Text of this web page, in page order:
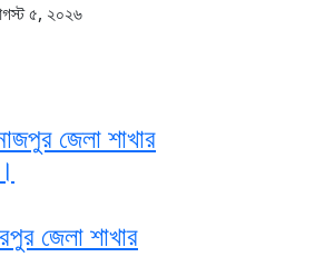
৫, ২০২৬
জেলা শাখার
জেলা শাখার